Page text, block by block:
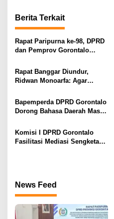
g
a
s
p
o
s
Berita Terkait
Rapat Paripurna ke-98, DPRD
dan Pemprov Gorontalo
PPAS 2026
Rapat Banggar Diundur,
Ridwan Monoarfa: Agar
APBD Lebih Komprehensif
Bapemperda DPRD Gorontalo
Dorong Bahasa Daerah Masuk
Komisi I DPRD Gorontalo
Fasilitasi Mediasi Sengketa
News Feed